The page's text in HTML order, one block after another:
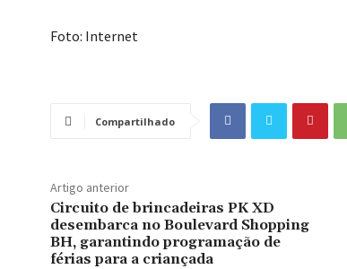
Foto: Internet
Compartilhado
Artigo anterior
Circuito de brincadeiras PK XD
desembarca no Boulevard Shopping
BH, garantindo programação de
férias para a criançada